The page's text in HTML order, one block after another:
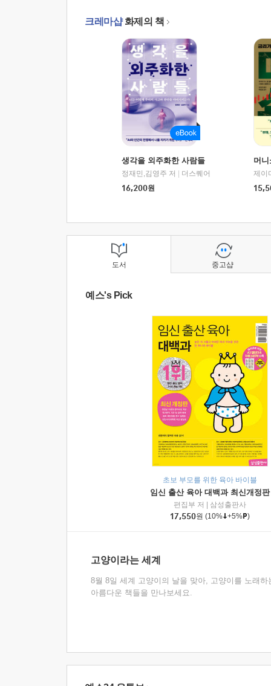
크레마샵화제의 책
생각을 외주화한 사람들
정재민,김영주 저
더스퀘어
16,200원
머
도서
예스's Pick
초보 부모를 위한 육아 바이블
임신 출산 육아 대백과 최신개정판
편집부 저
삼성출판사
17,550원 (10% +5% )
고양이라는 세계
8월 8일 세계 고양이의 날을 맞아, 고양이를 노래하
아름다운 책들을 만나보세요.
중고샵